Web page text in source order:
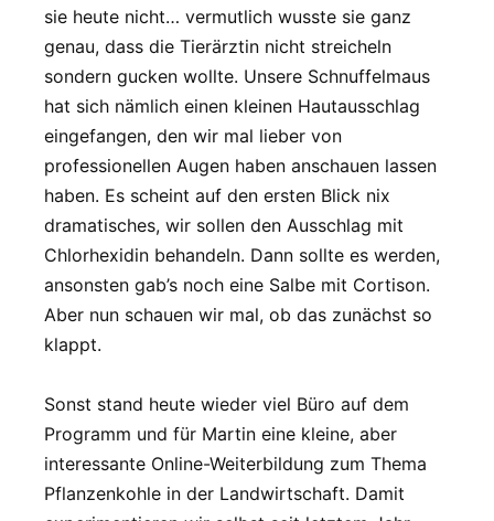
sie heute nicht… vermutlich wusste sie ganz
genau, dass die Tierärztin nicht streicheln
sondern gucken wollte. Unsere Schnuffelmaus
hat sich nämlich einen kleinen Hautausschlag
eingefangen, den wir mal lieber von
professionellen Augen haben anschauen lassen
haben. Es scheint auf den ersten Blick nix
dramatisches, wir sollen den Ausschlag mit
Chlorhexidin behandeln. Dann sollte es werden,
ansonsten gab’s noch eine Salbe mit Cortison.
Aber nun schauen wir mal, ob das zunächst so
klappt.
Sonst stand heute wieder viel Büro auf dem
Programm und für Martin eine kleine, aber
interessante Online-Weiterbildung zum Thema
Pflanzenkohle in der Landwirtschaft. Damit